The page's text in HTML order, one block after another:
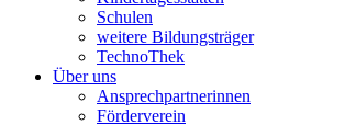
Schulen
weitere Bildungsträger
TechnoThek
Über uns
Ansprechpartnerinnen
Förderverein